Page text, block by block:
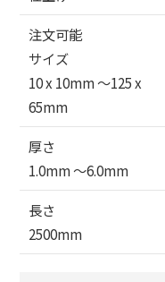
注文可能
サイズ
10 x 10mm 〜125 x
65mm
厚さ
1.0mm 〜6.0mm
長さ
2500mm